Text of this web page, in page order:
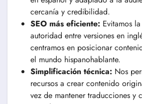
cercanía y credibilidad.
SEO más eficiente: Evitamos
autoridad entre versiones en
centramos en posicionar
el mundo hispanohablante.
Simplificación técnica: Nos
recursos a crear contenido
vez de mantener traducciones y